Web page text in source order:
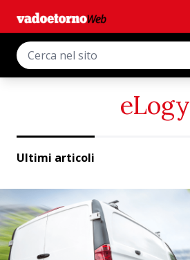
eLogy
Ultimi articoli